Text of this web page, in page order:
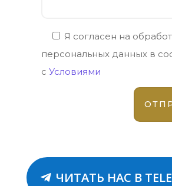
Я согласен на
персональных данных в
с Условиями
ЧИТАТЬ НАС В